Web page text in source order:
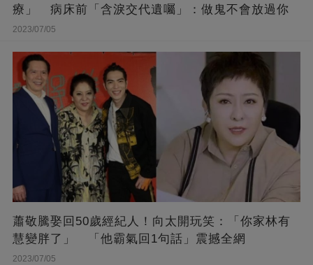
療」 病床前「含淚交代遺囑」：做鬼不會放過你
2023/07/05
蕭敬騰娶回50歲經紀人！向太開玩笑：「你家林有
慧變胖了」 「他霸氣回1句話」震撼全網
2023/07/05